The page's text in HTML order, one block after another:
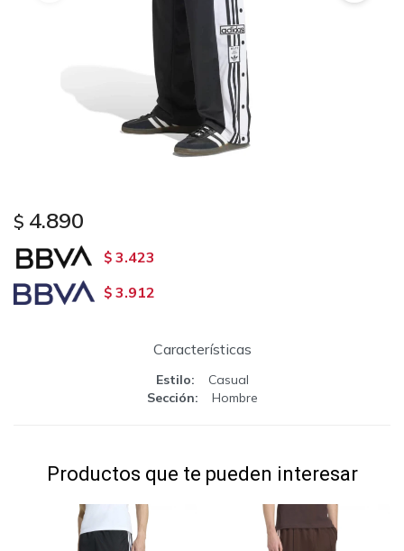
$ 4.890
$ 3.423
$ 3.912
Características
Estilo
Casual
Sección
Hombre
Productos que te pueden interesar